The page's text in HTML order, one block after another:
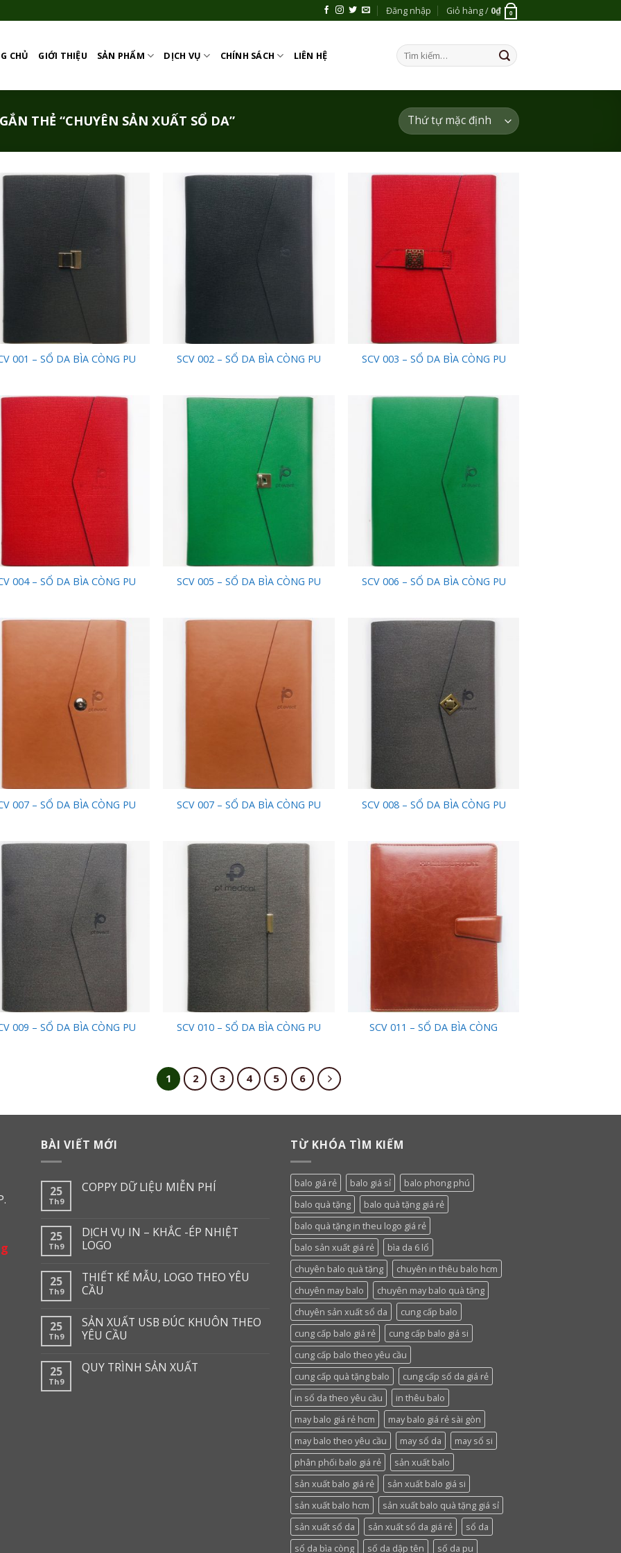
Đăng nhập Giỏ hàng / 0₫ 0
CHỦ GIỚI THIỆU SẢN PHẨM DỊCH VỤ CHÍNH SÁCH LIÊN HỆ
Tìm
kiếm:
THẺ “CHUYÊN SẢN XUẤT SỔ DA”
001 – SỔ DA BÌA CÒNG PU SCV 002 – SỔ DA BÌA CÒNG PU
Wishlist
SCV 003 – SỔ DA BÌA CÒNG PU
004 – SỔ DA BÌA CÒNG PU SCV 005 – SỔ DA BÌA CÒNG PU SCV 006 – SỔ DA BÌA CÒNG PU
007 – SỔ DA BÌA CÒNG PU SCV 007 – SỔ DA BÌA CÒNG PU SCV 008 – SỔ DA BÌA CÒNG PU
009 – SỔ DA BÌA CÒNG PU
Add to
Wishlist
SCV 010 – SỔ DA BÌA CÒNG PU
Add to
Wishlist
SCV 011 – SỔ DA BÌA CÒNG
1 2 3 4 5 6
BÀI VIẾT MỚI
25
Th9
COPPY DỮ LIỆU MIỄN PHÍ
25
Th9
DỊCH VỤ IN – KHẮC -ÉP NHIỆT
LOGO
25
Th9
THIẾT KẾ MẪU, LOGO THEO YÊU
CẦU
25
Th9
SẢN XUẤT USB ĐÚC KHUÔN THEO
YÊU CẦU
25
Th9
QUY TRÌNH SẢN XUẤT
TỪ KHÓA TÌM KIẾM
balo giá rẻ balo giá sỉ
balo phong phú
balo quà tặng
balo quà tặng giá rẻ
balo quà tặng in theu logo giá rẻ
balo sản xuất giá rẻ
bìa da 6 lổ
chuyên balo quà tặng
chuyên in thêu balo hcm
chuyên may balo
chuyên may balo quà tặng
chuyên sản xuất sổ da
cung cấp balo
cung cấp balo giá rẻ
cung cấp balo giá si
cung cấp balo theo yêu cầu
cung cấp quà tặng balo
cung cấp sổ da giá rẻ
in sổ da theo yêu cầu
in thêu balo
may balo giá rẻ hcm
may balo giá rẻ sài gòn
may balo theo yêu cầu
may sổ da
may sổ si
phân phối balo giá rẻ
sản xuất balo
sản xuất balo giá rẻ
sản xuất balo giá si
sản xuất balo hcm
sản xuất balo quà tặng giá sỉ
sản xuất sổ da
sản xuất sổ da giá rẻ
sổ da
sổ da bìa còng
sổ da dập tên sổ da pu